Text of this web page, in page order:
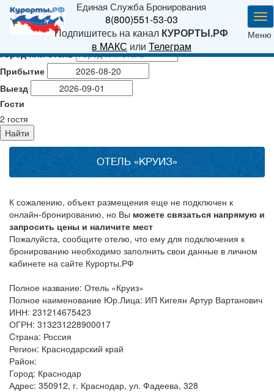
Единая Служба Бронирования
8(800)551-53-03
Подпишитесь на канал КУРОРТЫ.РФ
в МАКС или Телеграм
Меню
Город или отель
Прибытие
Выезд
Гости
2 гостя
Найти
ОТЕЛЬ «КРУИЗ»
К сожалению, объект размещения еще не подключен к
онлайн-бронированию, но Вы можете связаться напрямую и
запросить цены и наличите мест
Пожалуйста, сообщите отелю, что ему для подключения к
бронированию необходимо заполнить свои данные в личном
кабинете на сайте Курорты.РФ
Полное название: Отель «Круиз»
Полное наименование Юр.Лица: ИП Кигеян Артур Вартанович
ИНН: 231214675423
ОГРН: 313231228900017
Cтрана: Россия
Регион: Краснодарский край
Район:
Город: Краснодар
Адрес: 350912, г. Краснодар, ул. Фадеева, 328